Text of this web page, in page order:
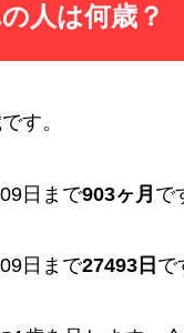
人は何歳？
す。
日まで903ヶ月 で
日まで27493日 で